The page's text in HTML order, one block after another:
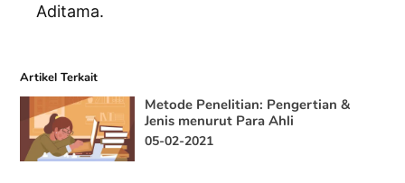
Aditama.
Artikel Terkait
Metode Penelitian: Pengertian &
Jenis menurut Para Ahli
05-02-2021